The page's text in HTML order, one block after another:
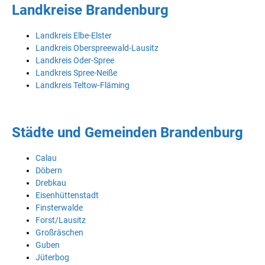
Landkreise Brandenburg
Landkreis Elbe-Elster
Landkreis Oberspreewald-Lausitz
Landkreis Oder-Spree
Landkreis Spree-Neiße
Landkreis Teltow-Fläming
Städte und Gemeinden Brandenburg
Calau
Döbern
Drebkau
Eisenhüttenstadt
Finsterwalde
Forst/Lausitz
Großräschen
Guben
Jüterbog